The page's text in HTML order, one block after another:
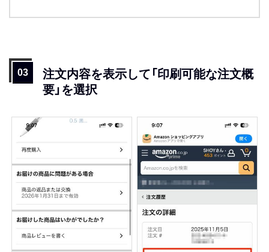
注文内容を表示して「印刷可能な注文概
要」を選択